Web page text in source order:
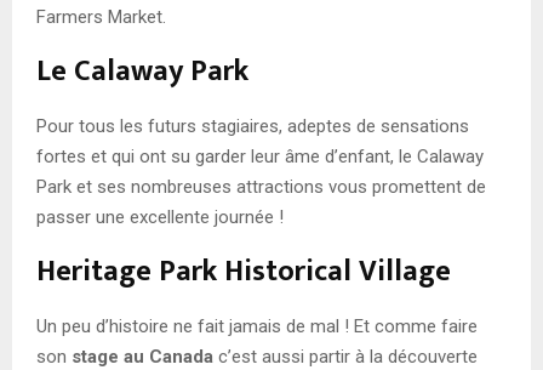
Farmers Market.
Le Calaway Park
Pour tous les futurs stagiaires, adeptes de sensations
fortes et qui ont su garder leur âme d’enfant, le Calaway
Park et ses nombreuses attractions vous promettent de
passer une excellente journée !
Heritage Park Historical Village
Un peu d’histoire ne fait jamais de mal ! Et comme faire
son stage au Canada c’est aussi partir à la découverte